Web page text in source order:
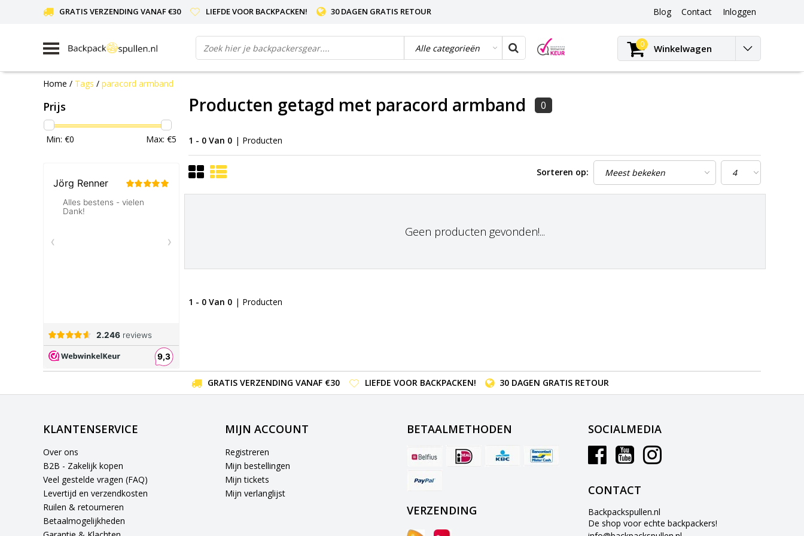
GRATIS VERZENDING VANAF €30 LIEFDE VOOR BACKPACKEN! 30 DAGEN GRATIS RETOUR Blog
Blog
Contact Inloggen
0 Winkelwagen
Home / Tags / paracord armband
Prijs
Min: €0 Max: €5
Producten getagd met paracord armband 0
1 - 0 Van 0 | Producten
Sorteren op:
Geen producten gevonden!...
1 - 0 Van 0 | Producten
GRATIS VERZENDING VANAF €30 LIEFDE VOOR BACKPACKEN! 30 DAGEN GRATIS RETOUR
KLANTENSERVICE
Over ons
B2B - Zakelijk kopen
Veel gestelde vragen (FAQ)
Levertijd en verzendkosten
Ruilen & retourneren
Betaalmogelijkheden
MIJN ACCOUNT
Registreren
Mijn bestellingen
Mijn tickets
Mijn verlanglijst
BETAALMETHODEN
VERZENDING
SOCIALMEDIA
CONTACT
Backpackspullen.nl
De shop voor echte backpackers!